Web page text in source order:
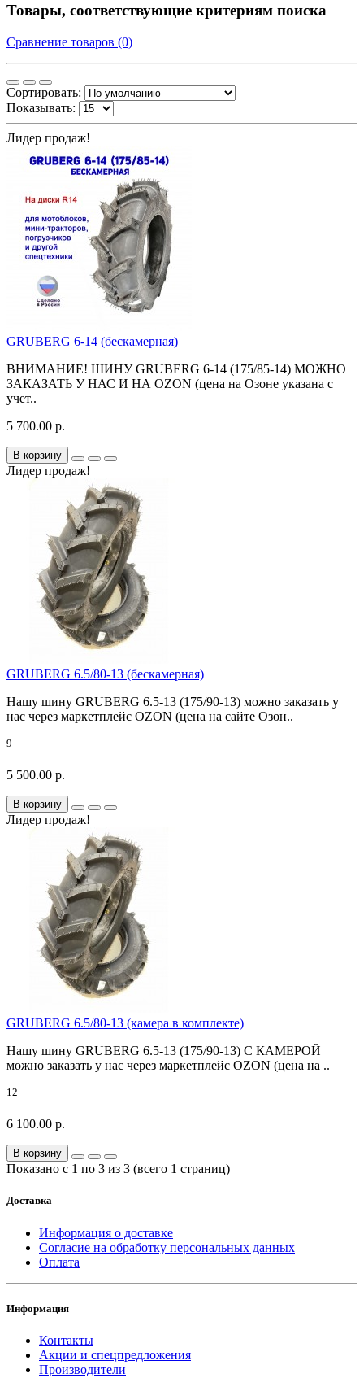
Товары, соответствующие критериям поиска
Сравнение товаров (0)
Сортировать:
Показывать:
Лидер продаж!
GRUBERG 6-14 (бескамерная)
ВНИМАНИЕ! ШИНУ GRUBERG 6-14 (175/85-14) МОЖНО
ЗАКАЗАТЬ У НАС И НА OZON (цена на Озоне указана с
учет..
5 700.00 р.
В корзину
Лидер продаж!
GRUBERG 6.5/80-13 (бескамерная)
Нашу шину GRUBERG 6.5-13 (175/90-13) можно заказать у
нас через маркетплейс OZON (цена на сайте Озон..
9
5 500.00 р.
В корзину
Лидер продаж!
GRUBERG 6.5/80-13 (камера в комплекте)
Нашу шину GRUBERG 6.5-13 (175/90-13) С КАМЕРОЙ
можно заказать у нас через маркетплейс OZON (цена на ..
12
6 100.00 р.
В корзину
Показано с 1 по 3 из 3 (всего 1 страниц)
Доставка
Информация о доставке
Согласие на обработку персональных данных
Оплата
Информация
Контакты
Акции и спецпредложения
Производители